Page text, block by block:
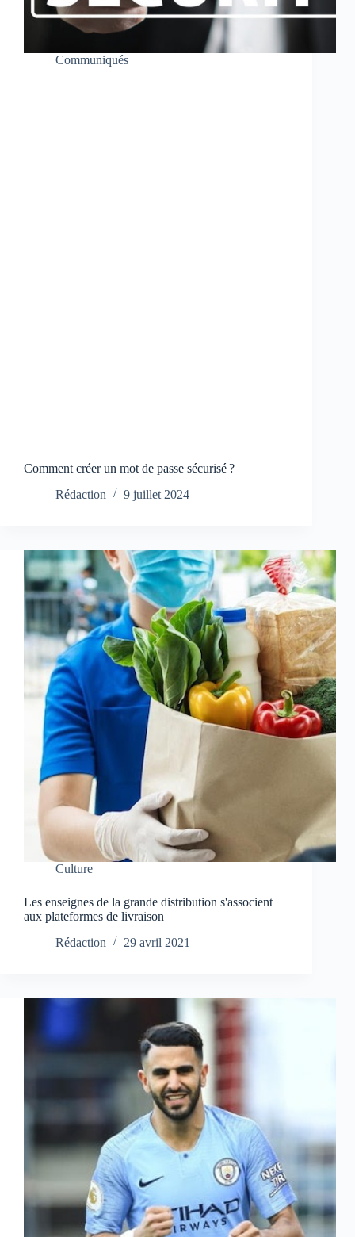
Communiqués
Comment créer un mot de passe sécurisé ?
Rédaction
9 juillet 2024
Culture
Les enseignes de la grande distribution s'associent
aux plateformes de livraison
Rédaction
29 avril 2021